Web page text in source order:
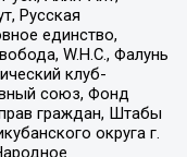
Русская
единство,
W.H.С., Фалунь
клуб-
союз, Фонд
граждан, Штабы
округа г.